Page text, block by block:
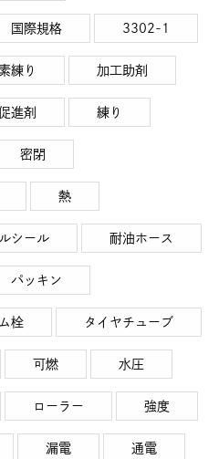
国際規格 3302-1
練り 加工助剤
進剤 練り
密閉
熱
シール 耐油ホース
パッキン
栓 タイヤチューブ
可燃 水圧
ローラー 強度
漏電 通電